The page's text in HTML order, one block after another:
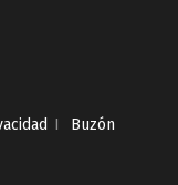
I
Buzón